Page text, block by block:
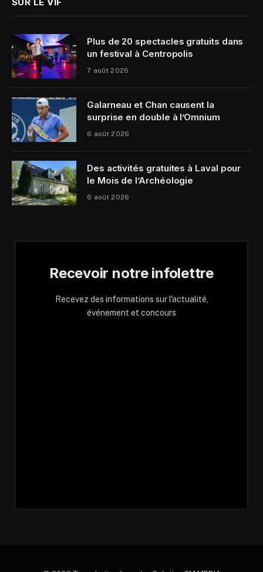
SUR LE VIF
Plus de 20 spectacles gratuits dans
un festival à Centropolis
7 août 2026
Galarneau et Chan causent la
surprise en double à l’Omnium
6 août 2026
Des activités gratuites à Laval pour
le Mois de l’Archéologie
6 août 2026
Recevoir notre infolettre
Recevez des informations sur l'actualité,
événement et concours